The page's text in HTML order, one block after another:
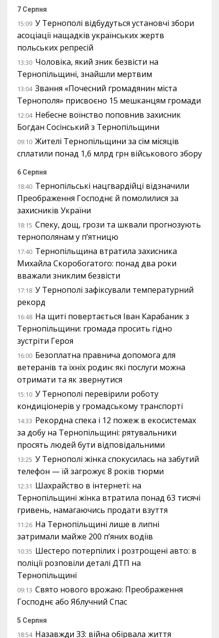
7 Серпня
15:09 У Тернополі відбудуться установчі збори
асоціації нащадків українських жертв
польських репресій
13:30 Чоловіка, який зник безвісти на
Тернопільщині, знайшли мертвим
13:04 Звання «Почесний громадянин міста
Тернополя» присвоєно 15 мешканцям громади
12:04 Небесне воїнство поповнив захисник
Богдан Сосінський з Тернопільщини
09:10 Жителі Тернопільщини за сім місяців
сплатили понад 1,6 млрд грн військового збору
6 Серпня
18:40 Тернопільські нацгвардійці відзначили
Преображення Господнє й помолилися за
захисників України
18:15 Спеку, дощ, грози та шквали прогнозують
тернополянам у п’ятницю
17:40 Тернопільщина втратила захисника
Михайла Скоробогатого: понад два роки
вважали зниклим безвісти
17:18 У Тернополі зафіксували температурний
рекорд
16:48 На щиті повертається Іван Карабаник з
Тернопільщини: громада просить гідно
зустріти Героя
16:00 Безоплатна правнича допомога для
ветеранів та їхніх родин: які послуги можна
отримати та як звернутися
15:10 У Тернополі перевірили роботу
кондиціонерів у громадському транспорті
14:33 Рекордна спека і 12 пожеж в екосистемах
за добу на Тернопільщині: рятувальники
просять людей бути відповідальними
13:25 У Тернополі жінка спокусилась на забутий
телефон — їй загрожує 8 років тюрми
12:31 Шахрайство в інтернеті: на
Тернопільщині жінка втратила понад 63 тисячі
гривень, намагаючись продати взуття
11:26 На Тернопільщині лише в липні
затримали майже 200 п’яних водіїв
10:35 Шестеро потерпілих і розтрощені авто: в
поліції розповіли деталі ДТП на
Тернопільщині
09:13 Свято нового врожаю: Преображення
Господнє або Яблучний Спас
5 Серпня
18:54 Назавжди 33: війна обірвала життя